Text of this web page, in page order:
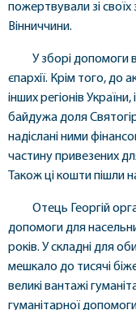
пожертвували зі своїх
Вінниччини.
У зборі допомоги
єпархії. Крім того, до
інших регіонів
байдужа доля
надіслані ними
частину привезених
Також ці кошти пішли
Отець Георгій
допомоги для
років. У складні для
мешкало до тисячі
великі вантажі
гуманітарної